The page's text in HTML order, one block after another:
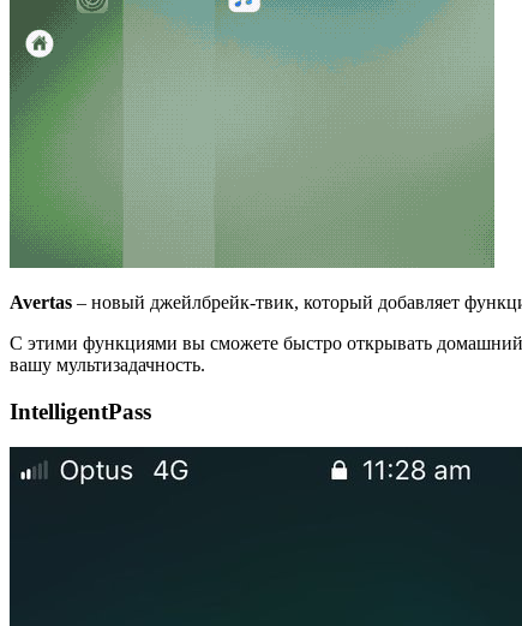
Avertas – новый джейлбрейк-твик, который добавляет
С этими функциями вы сможете быстро открывать
вашу мультизадачность.
IntelligentPass